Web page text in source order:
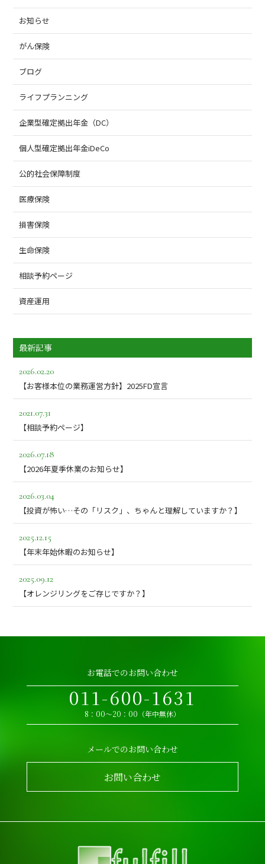
お知らせ
がん保険
ブログ
ライフプランニング
企業型確定拠出年金（DC）
個人型確定拠出年金iDeCo
公的社会保障制度
医療保険
損害保険
生命保険
相談予約ページ
資産運用
最新記事
2026.02.20
【お客様本位の業務運営方針】2025FD宣言
2021.07.31
【相談予約ページ】
2026.07.18
【2026年夏季休業のお知らせ】
2026.03.04
【投資が怖い…その「リスク」、ちゃんと理解していますか？】
2025.12.15
【年末年始休暇のお知らせ】
2025.09.12
【オレンジリングをご存じですか？】
お電話でのお問い合わせ
011-600-1631
8：00～20：00（年中無休）
メールでのお問い合わせ
お問い合わせ